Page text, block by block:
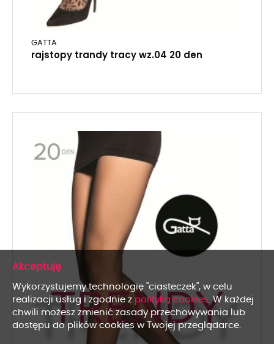
GATTA
rajstopy trandy tracy wz.04 20 den
Wykorzystujemy technologię "ciasteczek", w celu
realizacji usług i zgodnie z polityką cookies. W każdej
chwili możesz zmienić zasady przechowywania lub
dostępu do plików cookies w Twojej przeglądarce.